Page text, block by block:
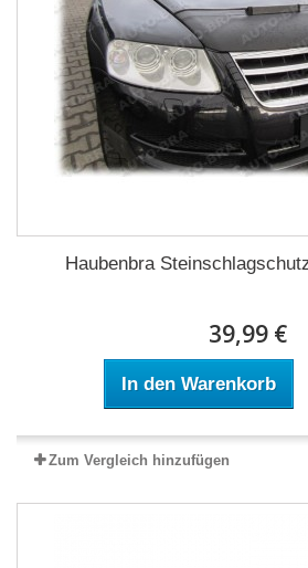
Haubenbra
39,99 €
In den Warenkorb
Zum Vergleich hinzufügen